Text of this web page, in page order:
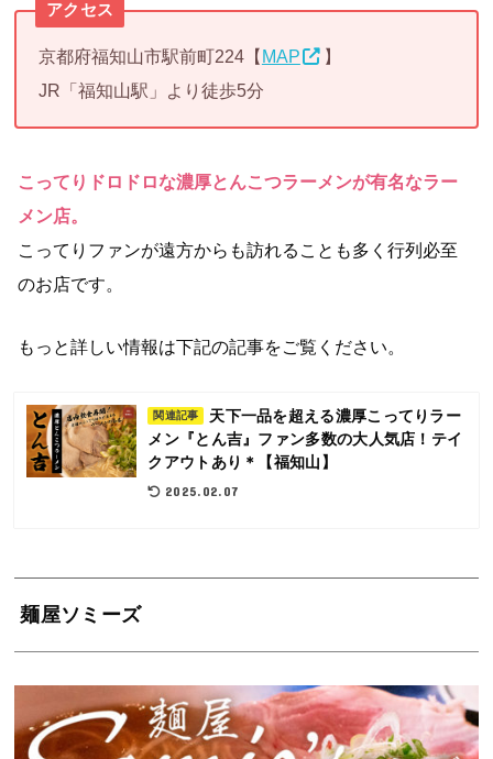
アクセス
京都府福知山市駅前町224【MAP
】
JR「福知山駅」より徒歩5分
こってりドロドロな濃厚とんこつラーメンが有名なラー
メン店。
こってりファンが遠方からも訪れることも多く行列必至
のお店です。
もっと詳しい情報は下記の記事をご覧ください。
関連記事
天下一品を超える濃厚こってりラー
メン『とん吉』ファン多数の大人気店！テイ
クアウトあり＊【福知山】
2025.02.07
麺屋ソミーズ